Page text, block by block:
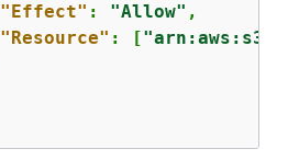
"Effect" : "Allow" ,
"Resource" : [